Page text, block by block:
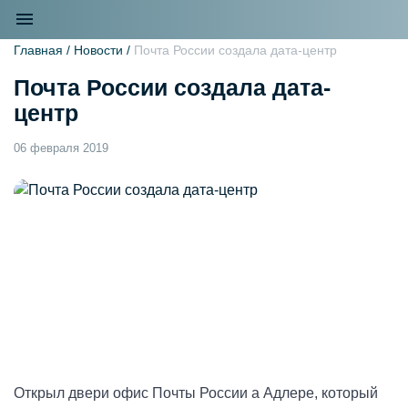
Главная / Новости / Почта России создала дата-центр
Почта России создала дата-
центр
06 февраля 2019
Открыл двери офис Почты России а Адлере, который